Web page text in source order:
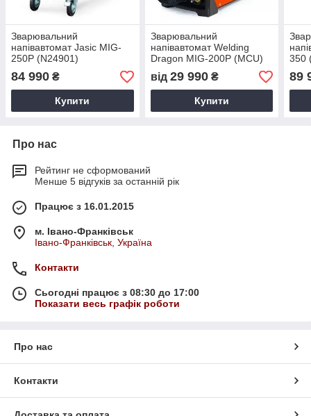
Зварювальний
напівавтомат Jasic MIG-
250P (N24901)
84 990 ₴
Купити
Зварювальний
напівавтомат Welding
Dragon MIG-200P (MCU)
від 29 990₴
Купити
350
89
Про нас
Рейтинг не сформований
Менше 5 відгуків за останній рік
Працює з 16.01.2015
м. Івано-Франківськ
Івано-Франківськ, Україна
Контакти
Сьогодні працює з 08:30 до 17:00
Показати весь графік роботи
Про нас
Контакти